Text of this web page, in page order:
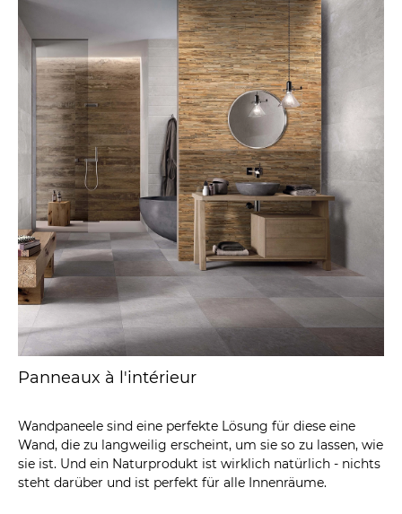
Panneaux à l'intérieur
Wandpaneele sind eine perfekte Lösung für diese eine
Wand, die zu langweilig erscheint, um sie so zu lassen, wie
sie ist. Und ein Naturprodukt ist wirklich natürlich - nichts
steht darüber und ist perfekt für alle Innenräume.